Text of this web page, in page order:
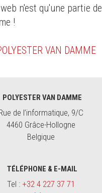
n'est qu'une partie de
!
VAN DAMME
POLYESTER VAN DAMME
de l’informatique, 9/C
4460 Grâce-Hollogne
Belgique
TÉLÉPHONE & E-MAIL
Tel : +32 4 227 37 71